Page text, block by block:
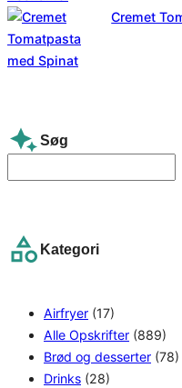
Cremet
Søg
e
c
Kategori
Airfryer (17)
Alle Opskrifter (889)
Brød og desserter (78)
Drinks (28)